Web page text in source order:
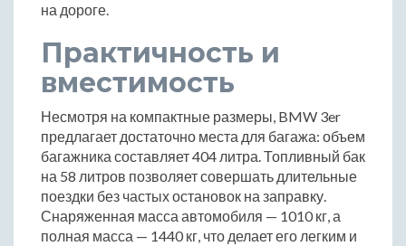
на дороге.
Практичность и
вместимость
Несмотря на компактные размеры, BMW 3er
предлагает достаточно места для багажа: объем
багажника составляет 404 литра. Топливный бак
на 58 литров позволяет совершать длительные
поездки без частых остановок на заправку.
Снаряженная масса автомобиля — 1010 кг, а
полная масса — 1440 кг, что делает его легким и